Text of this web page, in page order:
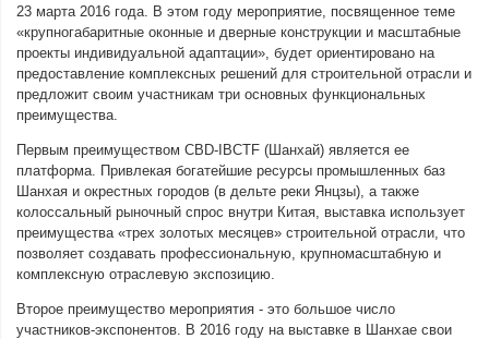
23 марта 2016 года. В этом году мероприятие, посвященное теме
«крупногабаритные оконные и дверные конструкции и масштабные
проекты индивидуальной адаптации», будет ориентировано на
предоставление комплексных решений для строительной отрасли и
предложит своим участникам три основных функциональных
преимущества.
Первым преимуществом CBD-IBCTF (Шанхай) является ее
платформа. Привлекая богатейшие ресурсы промышленных баз
Шанхая и окрестных городов (в дельте реки Янцзы), а также
колоссальный рыночный спрос внутри Китая, выставка использует
преимущества «трех золотых месяцев» строительной отрасли, что
позволяет создавать профессиональную, крупномасштабную и
комплексную отраслевую экспозицию.
Второе преимущество мероприятия - это большое число
участников-экспонентов. В 2016 году на выставке в Шанхае свои